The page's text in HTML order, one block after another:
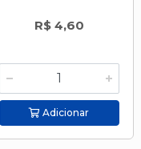
R$ 4,60
Adicionar